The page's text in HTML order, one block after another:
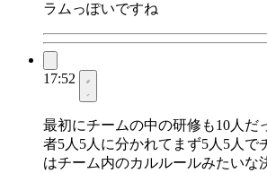
ラムっぽいですね
17:52
最初にチームの中の研修も10人だ
者5人5人に分かれてまず5人5人で
はチーム内のカルルールみたいな